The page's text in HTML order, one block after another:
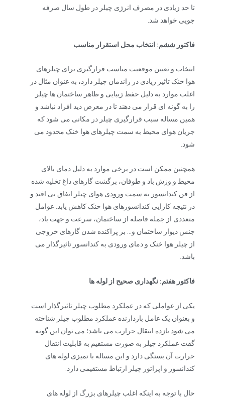
تا حد زیادی در مصرف انرژی چیلر در طول سال صرفه
جویی خواهد شد.
فاکتور ششم: انتخاب محل استقرار مناسب
انتخاب و تعیین موقعیت مناسب قرارگیری برای چیلرهای
هوا خنک تاثیر زیادی در راندمان چیلر دارد، به عنوان مثال در
اغلب موارد به دلیل حفظ زیبایی و ظاهر ساختمان ها چیلر
را به گونه ای قرار می دهند تا در معرض دید افراد نباشد و
همین مساله سبب قرارگیری چیلر در مکانی می شود که
جریان هوای محیط به سمت چیلرهای هوا خنک محدود می
شود.
همچنین ممکن است در برخی موارد به دلیل دمای بالای
محیط و وزش باد و طوفان، برگشت گازهای داغ تخلیه شده
از فن کندانسور به سمت ورودی هوای چیلر اتفاق بی افتد و
در نتیجه کارایی کندانسورهای هوا خنک کاهش یابد. عوامل
متعددی از جمله فاصله از ساختمان، سرعت و جهت باد،
جنس دیوار ساختمان و… بر پراکنده شدن گازهای خروجی
از چیلر هوا خنک و دمای ورودی به کندانسور تاثیرگذار می
باشد.
فاکتور هفتم: نگهداری صحیح از لوله ها
یکی از عواملی که در عملکرد مطلوب چیلر تاثیرگذار است
و بعنوان یک عامل بازدارنده عملکرد مطلوب چیلر شناخته
می شود بازده انتقال حرارت می باشد؛ می توان این گونه
گفت عملکرد چیلر به صورت مستقیم به قابلیت انتقال
حرارت آن بستگی دارد و این مساله با تمیزی لوله های
کندانسور و اپراتور چیلر ارتباط مستقیمی دارد.
حال با توجه به اینکه اغلب چیلرهای بزرگ از لوله های